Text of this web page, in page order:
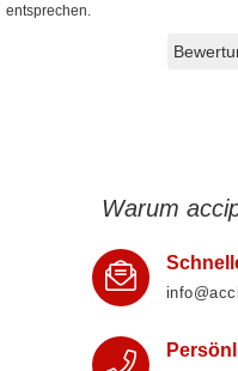
entsprechen.
Warum